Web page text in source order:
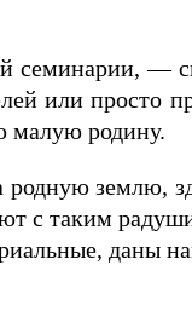
—
или просто
малую родину.
землю,
с таким
даны